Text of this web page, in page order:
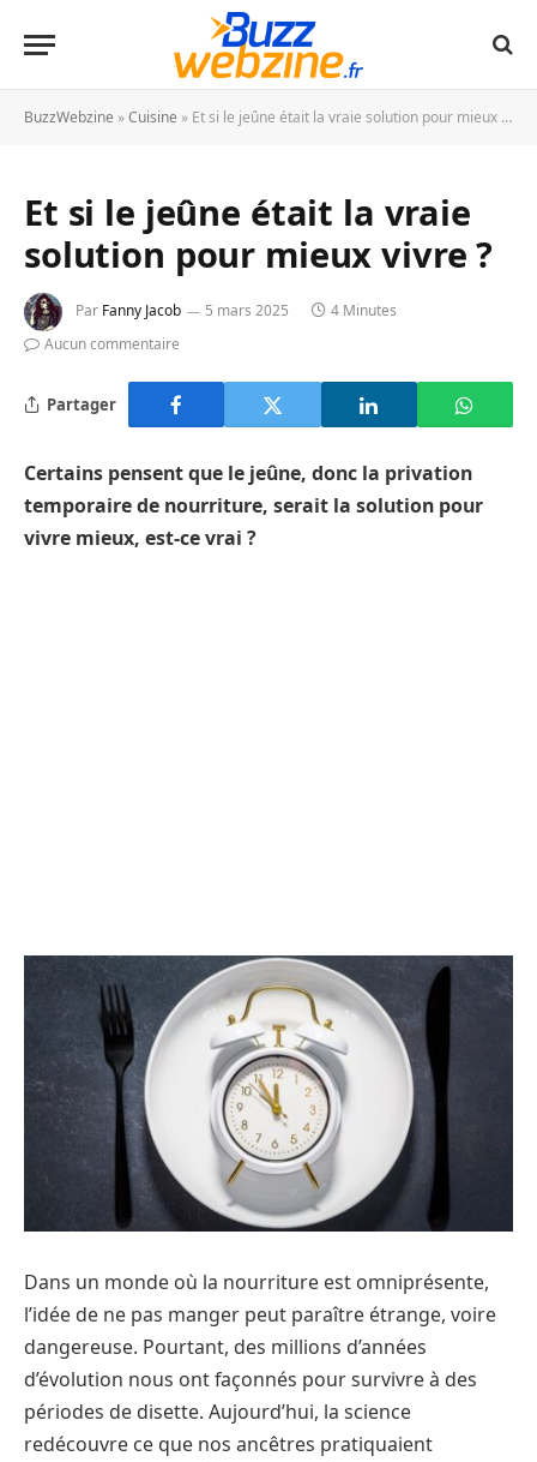
BuzzWebzine »Cuisine » Et si le jeûne était la vraie solution pour mieux vivre ?
Et si le jeûne était la vraie
solution pour mieux vivre ?
Par Fanny Jacob 5 mars 2025
4 Minutes
Aucun commentaire
Partager
Certains pensent que le jeûne, donc la privation
temporaire de nourriture, serait la solution pour
vivre mieux, est-ce vrai ?
Dans un monde où la nourriture est omniprésente,
l’idée de ne pas manger peut paraître étrange, voire
dangereuse. Pourtant, des millions d’années
d’évolution nous ont façonnés pour survivre à des
périodes de disette. Aujourd’hui, la science
redécouvre ce que nos ancêtres pratiquaient